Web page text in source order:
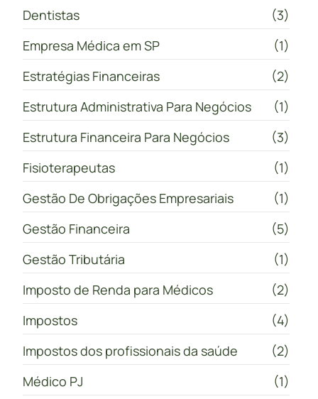
Dentistas
(3)
Empresa Médica em SP
(1)
Estratégias Financeiras
(2)
Estrutura Administrativa Para Negócios
(1)
Estrutura Financeira Para Negócios
(3)
Fisioterapeutas
(1)
Gestão De Obrigações Empresariais
(1)
Gestão Financeira
(5)
Gestão Tributária
(1)
Imposto de Renda para Médicos
(2)
Impostos
(4)
Impostos dos profissionais da saúde
(2)
Médico PJ
(1)